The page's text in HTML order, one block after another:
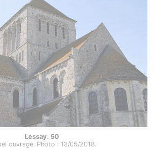
Lessay. 50
ouvrage. Photo : 13/05/2018.